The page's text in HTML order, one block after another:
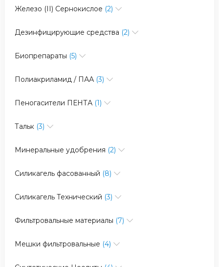
Железо (II) Сернокислое (2)
Дезинфицирующие средства (2)
Биопрепараты (5)
Полиакриламид / ПАА (3)
Пеногасители ПЕНТА (1)
Тальк (3)
Минеральные удобрения (2)
Силикагель фасованный (8)
Силикагель Технический (3)
Фильтровальные материалы (7)
Мешки фильтровальные (4)